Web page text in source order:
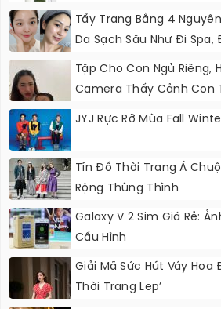
Tẩy Trang Bằng 4
Da Sạch Sâu Như Đi Spa,
Tập Cho Con Ngủ Riêng,
Camera Thấy Cảnh Con
JYJ Rực Rỡ Mùa Fall
Tín Đồ Thời Trang Á
Rộng Thùng Thình
Galaxy V 2 Sim Giá Rẻ:
Cấu Hình
Giải Mã Sức Hút Váy Hoa
Thời Trang Lep’